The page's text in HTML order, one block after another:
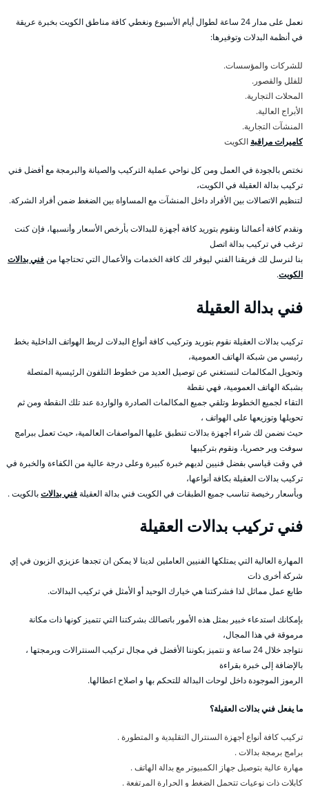
نعمل على مدار 24 ساعة لطوال أيام الأسبوع ونغطي كافة مناطق الكويت بخبرة عريقة
في أنظمة البدلات وتوفيرها:
للشركات والمؤسسات.
للفلل والقصور.
المحلات التجارية.
الأبراج العالية.
المنشآت التجارية.
كاميرات مراقبة الكويت
نختص بالجودة في العمل ومن كل نواحي عملية التركيب والصيانة والبرمجة مع أفضل فني
تركيب بدالة العقيلة في الكويت،
لتنظيم الاتصالات بين الأفراد داخل المنشآت مع المساواة بين الضغط ضمن أفراد الشركة.
ونقدم كافة أعمالنا ونقوم بتوريد كافة أجهزة للبدالات بأرخص الأسعار وأنسبها، فإن كنت
ترغب في تركيب بدالة اتصل
بنا لنرسل لك فريقنا الفني ليوفر لك كافة الخدمات والأعمال التي تحتاجها منفني بدالات
الكويت.
فني بدالة العقيلة
تركيب بدالات العقيلة نقوم بتوريد وتركيب كافة أنواع البدلات لربط الهواتف الداخلية بخط
رئيسي من شبكة الهاتف العمومية،
وتحويل المكالمات لنستغني عن توصيل العديد من خطوط التلفون الرئيسية المتصلة
بشبكة الهاتف العمومية، فهي نقطة
التقاء لجميع الخطوط وتلقي جميع المكالمات الصادرة والواردة عند تلك النقطة ومن ثم
تحويلها وتوزيعها على الهواتف ،
حيث نضمن لك شراء أجهزة بدالات تنطبق عليها المواصفات العالمية، حيث تعمل ببرامج
سوفت وير حصريا، ونقوم بتركيبها
في وقت قياسي بفضل فنيين لديهم خبرة كبيرة وعلى درجة عالية من الكفاءة والخبرة في
تركيب بدالات العقيلة بكافة أنواعها،
وبأسعار رخيصة تناسب جميع الطبقات في الكويت فني بدالة العقيلةفني بدالاتبالكويت .
فني تركيب بدالات العقيلة
المهارة العالية التي يمتلكها الفنيين العاملين لدينا لا يمكن ان تجدها عزيزي الزبون في إي
شركة أخرى ذات
طابع عمل مماثل لذا فشركتنا هي خيارك الوحيد أو الأمثل في تركيب البدالات.
بإمكانك استدعاء خبير بمثل هذه الأمور باتصالك بشركتنا التي تتميز كونها ذات مكانة
مرموقة في هذا المجال،
نتواجد خلال 24 ساعة و نتميز بكوننا الأفضل في مجال تركيب السنترالات وبرمجتها ،
بالإضافة إلى خبرة بقراءة
الرموز الموجودة داخل لوحات البدالة للتحكم بها و اصلاح اعطالها.
ما يفعل فني بدالات العقيلة؟
تركيب كافة أنواع أجهزة السنترال التقليدية و المتطورة .
برامج برمجة بدالات .
مهارة عالية بتوصيل جهاز الكمبيوتر مع بدالة الهاتف .
كابلات ذات نوعيات تتحمل الضغط و الحرارة المرتفعة .